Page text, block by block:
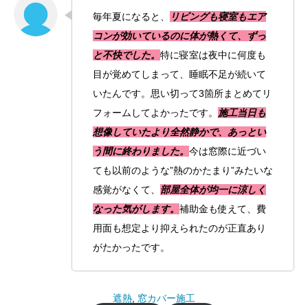
毎年夏になると、
リビングも寝室もエア
コンが効いているのに体が熱くて、ずっ
と不快でした。 特に寝室は夜中に何度も
目が覚めてしまって、睡眠不足が続いて
いたんです。思い切って3箇所まとめてリ
フォームしてよかったです。
施工当日も
想像していたより全然静かで、あっとい
う間に終わりました。 今は窓際に近づい
ても以前のような”熱のかたまり”みたいな
感覚がなくて、 部屋全体が均一に涼しく
なった気がします。 補助金も使えて、費
用面も想定より抑えられたのが正直あり
がたかったです。
遮熱 窓カバー施工